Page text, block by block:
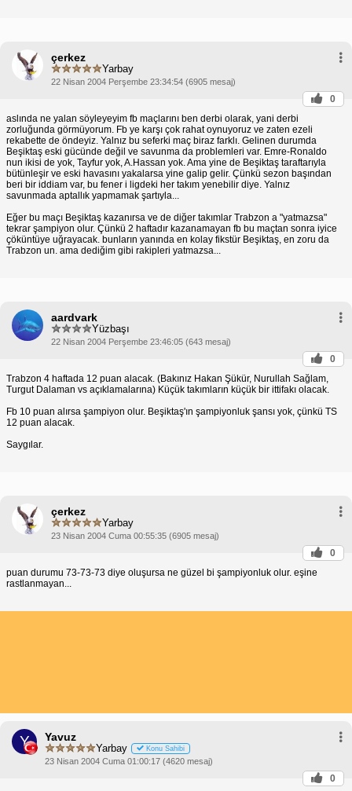
çerkez
Yarbay
22 Nisan 2004 Perşembe 23:34:54 (6905 mesaj)
0
aslında ne yalan söyleyeyim fb maçlarını ben derbi olarak, yani derbi
zorluğunda görmüyorum. Fb ye karşı çok rahat oynuyoruz ve zaten ezeli
rekabette de öndeyiz. Yalnız bu seferki maç biraz farklı. Gelinen durumda
Beşiktaş eski gücünde değil ve savunma da problemleri var. Emre-Ronaldo
nun ikisi de yok, Tayfur yok, A.Hassan yok. Ama yine de Beşiktaş taraftarıyla
bütünleşir ve eski havasını yakalarsa yine galip gelir. Çünkü sezon başından
beri bir iddiam var, bu fener i ligdeki her takım yenebilir diye. Yalnız
savunmada aptallık yapmamak şartıyla...
Eğer bu maçı Beşiktaş kazanırsa ve de diğer takımlar Trabzon a "yatmazsa"
tekrar şampiyon olur. Çünkü 2 haftadır kazanamayan fb bu maçtan sonra iyice
çöküntüye uğrayacak. bunların yanında en kolay fikstür Beşiktaş, en zoru da
Trabzon un. ama dediğim gibi rakipleri yatmazsa...
aardvark
Yüzbaşı
22 Nisan 2004 Perşembe 23:46:05 (643 mesaj)
0
Trabzon 4 haftada 12 puan alacak. (Bakınız Hakan Şükür, Nurullah Sağlam,
Turgut Dalaman vs açıklamalarına) Küçük takımların küçük bir ittifakı olacak.
Fb 10 puan alırsa şampiyon olur. Beşiktaş'ın şampiyonluk şansı yok, çünkü TS
12 puan alacak.
Saygılar.
çerkez
Yarbay
23 Nisan 2004 Cuma 00:55:35 (6905 mesaj)
0
puan durumu 73-73-73 diye oluşursa ne güzel bi şampiyonluk olur. eşine
rastlanmayan...
Y Yavuz
Yarbay Konu Sahibi
23 Nisan 2004 Cuma 01:00:17 (4620 mesaj)
0